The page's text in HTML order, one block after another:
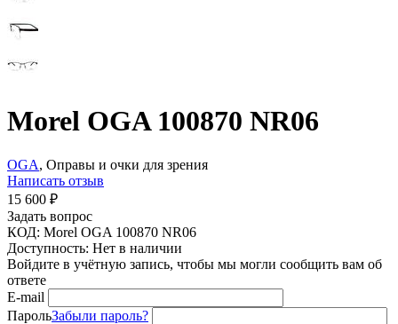
Morel OGA 100870 NR06
OGA, Оправы и очки для зрения
Написать отзыв
15 600 ₽
Задать вопрос
КОД: Morel OGA 100870 NR06
Доступность: Нет в наличии
Войдите в учётную запись, чтобы мы могли сообщить вам об
ответе
E-mail
ПарольЗабыли пароль?